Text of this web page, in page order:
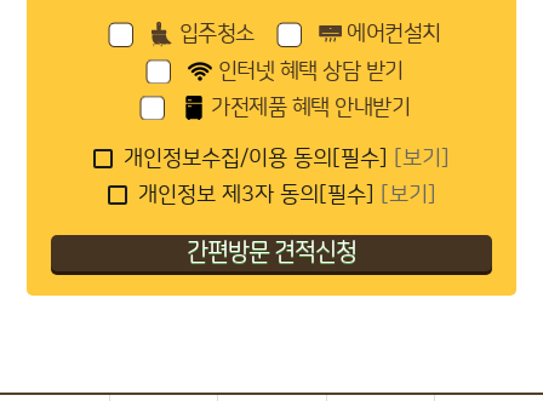
입주청소
에어컨설치
인터넷 혜택 상담 받기
가전제품 혜택 안내받기
개인정보수집/이용 동의[필수]
[보기]
개인정보 제3자 동의[필수]
[보기]